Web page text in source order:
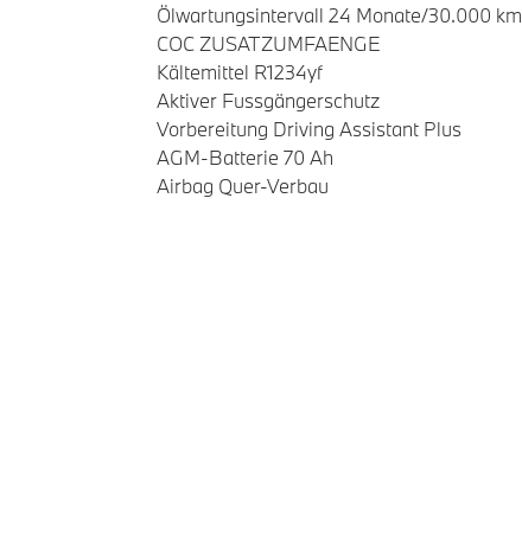
Ölwartungsintervall 24 Monate/30.000 km
COC ZUSATZUMFAENGE
Kältemittel R1234yf
Aktiver Fussgängerschutz
Vorbereitung Driving Assistant Plus
AGM-Batterie 70 Ah
Airbag Quer-Verbau